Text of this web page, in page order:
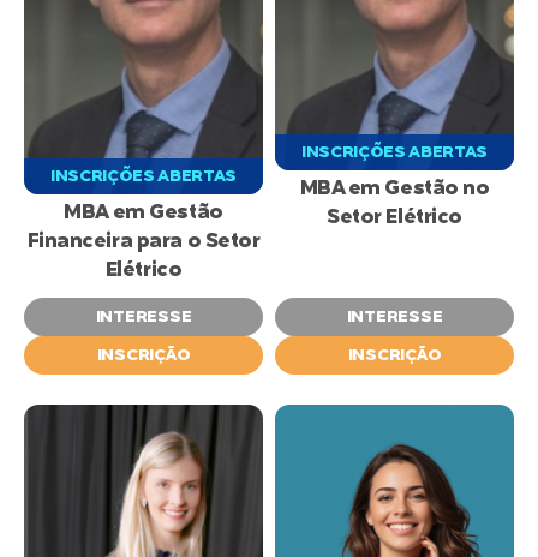
INSCRIÇÕES ABERTAS
MBA em Gestão
Financeira para o Setor
Elétrico
INTERESSE
INSCRIÇÃO
INSCRIÇÕES ABERTAS
MBA em Gestão no
Setor Elétrico
INTERESSE
INSCRIÇÃO